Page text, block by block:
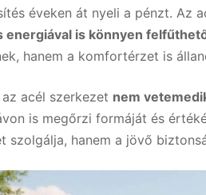
éveken át nyeli a pénzt. Az
energiával is könnyen
hanem a komfortérzet is
az acél szerkezet nem
is megőrzi formáját és
szolgálja, hanem a jövő